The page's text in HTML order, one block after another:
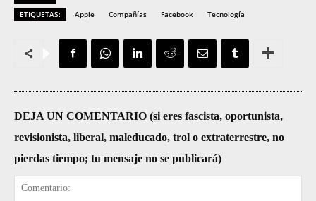
ETIQUETAS:
Apple Compañías Facebook Tecnología
DEJA UN COMENTARIO (si eres fascista, oportunista,
revisionista, liberal, maleducado, trol o extraterrestre, no
pierdas tiempo; tu mensaje no se publicará)